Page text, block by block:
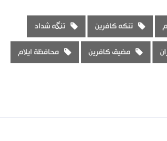
تنكه كافرين تنگه شداد
مضيق كافرين محافظة ايلام